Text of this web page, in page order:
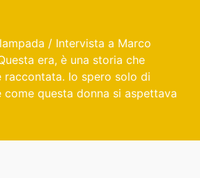
/ Intervista a Marco
era, è una storia che
raccontata. Io spero solo di
questa donna si aspettava